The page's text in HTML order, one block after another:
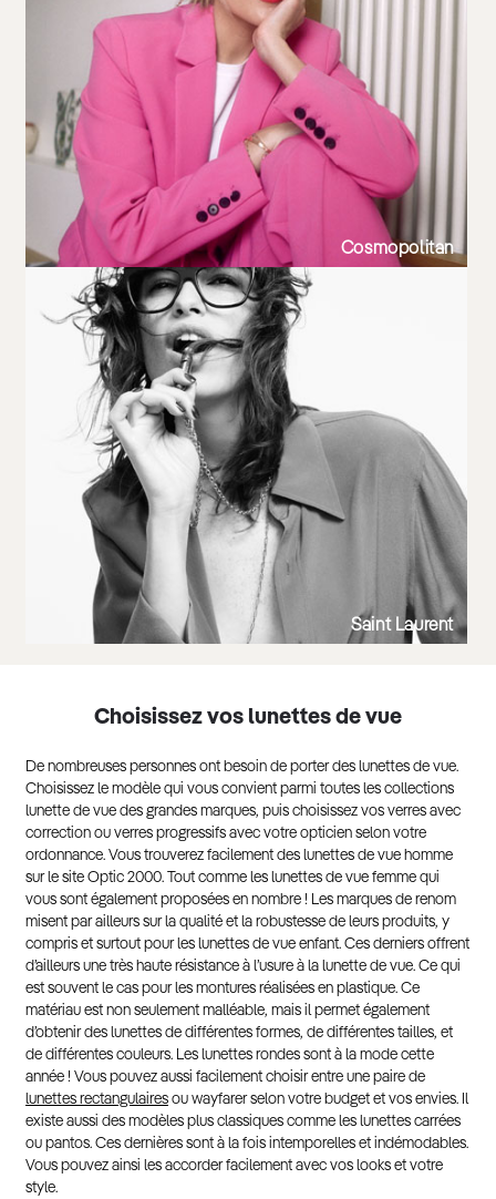
Cosmopolitan
Saint Laurent
Choisissez vos lunettes de vue
De nombreuses personnes ont besoin de porter des lunettes de vue.
Choisissez le modèle qui vous convient parmi toutes les collections
lunette de vue des grandes marques, puis choisissez vos verres avec
correction ou verres progressifs avec votre opticien selon votre
ordonnance. Vous trouverez facilement des lunettes de vue homme
sur le site Optic 2000. Tout comme les lunettes de vue femme qui
vous sont également proposées en nombre ! Les marques de renom
misent par ailleurs sur la qualité et la robustesse de leurs produits, y
compris et surtout pour les lunettes de vue enfant. Ces derniers offrent
d’ailleurs une très haute résistance à l’usure à la lunette de vue. Ce qui
est souvent le cas pour les montures réalisées en plastique. Ce
matériau est non seulement malléable, mais il permet également
d’obtenir des lunettes de différentes formes, de différentes tailles, et
de différentes couleurs. Les lunettes rondes sont à la mode cette
année ! Vous pouvez aussi facilement choisir entre une paire de
lunettes rectangulaires ou wayfarer selon votre budget et vos envies. Il
existe aussi des modèles plus classiques comme les lunettes carrées
ou pantos. Ces dernières sont à la fois intemporelles et indémodables.
Vous pouvez ainsi les accorder facilement avec vos looks et votre
style.